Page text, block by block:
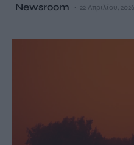
Newsroom 22 Απριλίου, 2026